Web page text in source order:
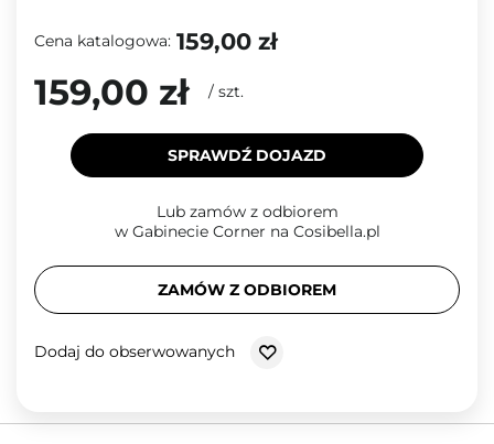
Cena katalogowa: 159,00 zł
159,00 zł / szt.
SPRAWDŹ DOJAZD
Lub zamów z odbiorem
w Gabinecie Corner na Cosibella.pl
ZAMÓW Z ODBIOREM
Dodaj do obserwowanych